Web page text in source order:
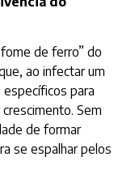
de ferro” do
ao infectar um
específicos para
Sem
de formar
se espalhar pelos